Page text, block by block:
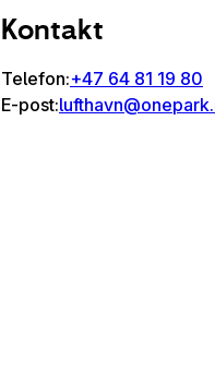
Kontakt
Telefon:+47 64 81 19 80
E-post: